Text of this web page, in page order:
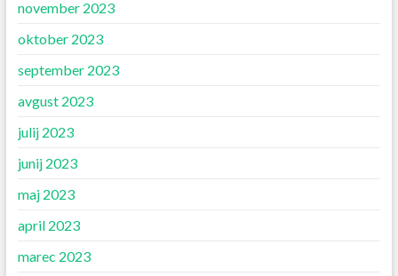
november 2023
oktober 2023
september 2023
avgust 2023
julij 2023
junij 2023
maj 2023
april 2023
marec 2023